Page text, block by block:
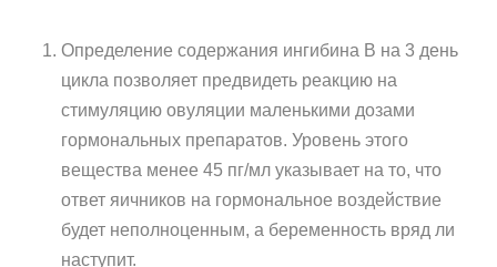
Определение содержания ингибина В на 3 день
цикла позволяет предвидеть реакцию на
стимуляцию овуляции маленькими дозами
гормональных препаратов. Уровень этого
вещества менее 45 пг/мл указывает на то, что
ответ яичников на гормональное воздействие
будет неполноценным, а беременность вряд ли
наступит.